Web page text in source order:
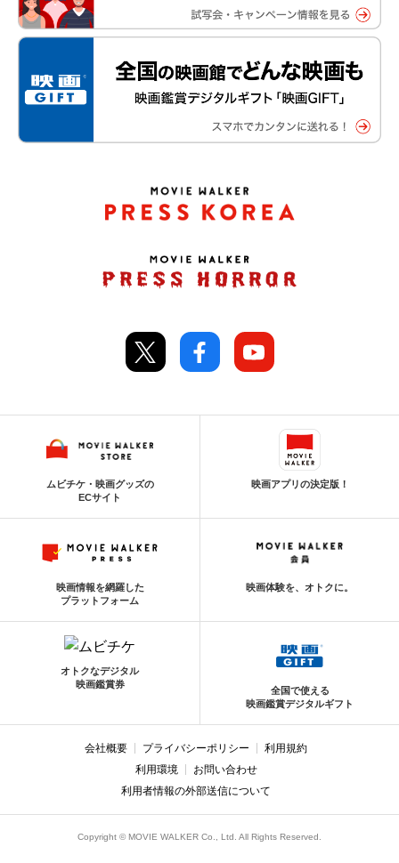
ムビチケ・映画グッズの
ECサイト
映画アプリの決定版！
映画情報を網羅した
プラットフォーム
映画体験を、オトクに。
オトクなデジタル
映画鑑賞券
全国で使える
映画鑑賞デジタルギフト
会社概要 プライバシーポリシー
利用規約
利用環境
お問い合わせ
利用者情報の外部送信について
Copyright © MOVIE WALKER Co., Ltd. All Rights Reserved.